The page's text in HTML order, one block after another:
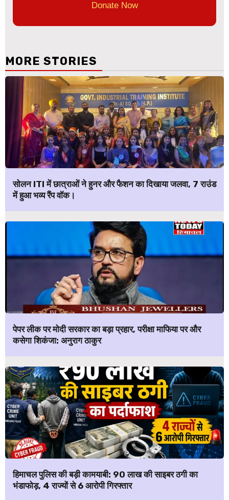
Donate Now
MORE STORIES
सोलन ITI में छात्राओं ने हुनर और फैशन का दिखाया जलवा, 7 राउंड
में हुआ भव्य रैंप वॉक।
पेपर लीक पर मोदी सरकार का बड़ा प्रहार, परीक्षा माफिया पर और
कसेगा शिकंजा: अनुराग ठाकुर
हिमाचल पुलिस की बड़ी कामयाबी: ₹90 लाख की साइबर ठगी का
भंडाफोड़, 4 राज्यों से 6 आरोपी गिरफ्तार